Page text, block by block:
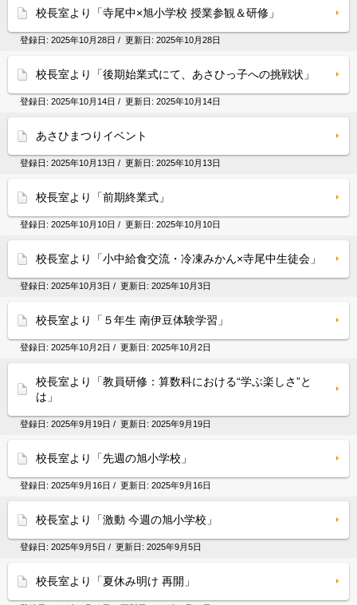
校長室より「寺尾中×旭小学校 授業参観＆研修」
登録日: 2025年10月28日 / 更新日: 2025年10月28日
校長室より「後期始業式にて、あさひっ子への挑戦状」
登録日: 2025年10月14日 / 更新日: 2025年10月14日
あさひまつりイベント
登録日: 2025年10月13日 / 更新日: 2025年10月13日
校長室より「前期終業式」
登録日: 2025年10月10日 / 更新日: 2025年10月10日
校長室より「小中給食交流・冷凍みかん×寺尾中生徒会」
登録日: 2025年10月3日 / 更新日: 2025年10月3日
校長室より「５年生 南伊豆体験学習」
登録日: 2025年10月2日 / 更新日: 2025年10月2日
校長室より「教員研修：算数科における“学ぶ楽しさ”と
は」
登録日: 2025年9月19日 / 更新日: 2025年9月19日
校長室より「先週の旭小学校」
登録日: 2025年9月16日 / 更新日: 2025年9月16日
校長室より「激動 今週の旭小学校」
登録日: 2025年9月5日 / 更新日: 2025年9月5日
校長室より「夏休み明け 再開」